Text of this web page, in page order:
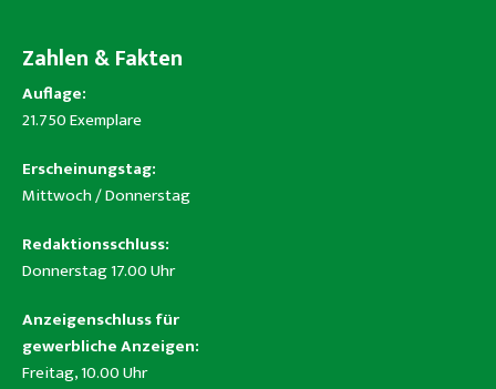
Zahlen & Fakten
Auflage:
21.750 Exemplare
Erscheinungstag:
Mittwoch / Donnerstag
Redaktionsschluss:
Donnerstag 17.00 Uhr
Anzeigenschluss für
gewerbliche Anzeigen:
Freitag, 10.00 Uhr